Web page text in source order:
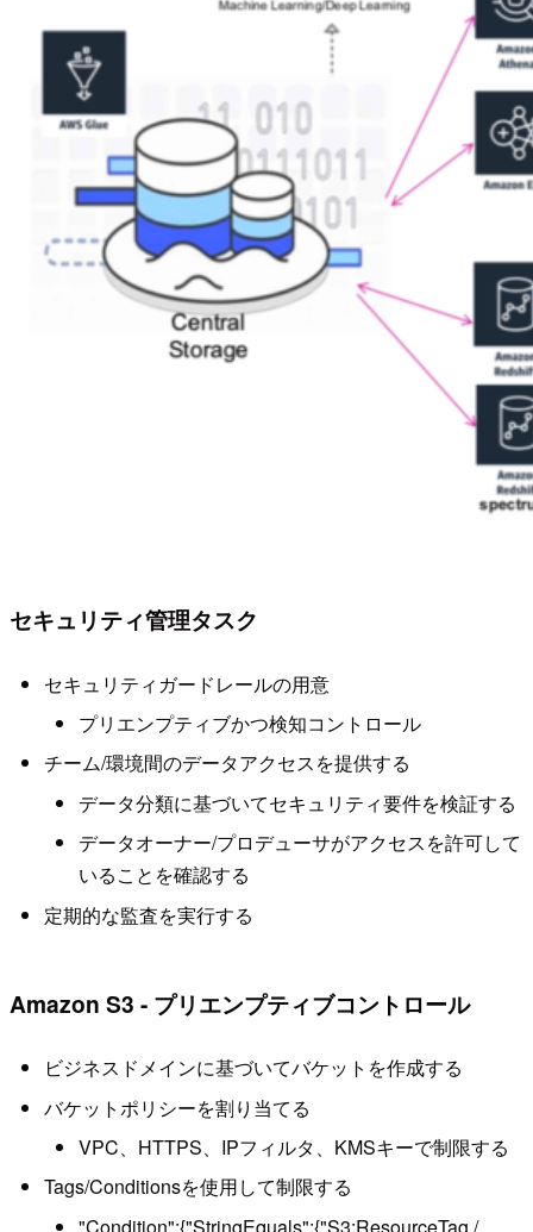
セキュリティ管理タスク
セキュリティガードレールの用意
プリエンプティブかつ検知コントロール
チーム/環境間のデータアクセスを提供する
データ分類に基づいてセキュリティ要件を検証する
データオーナー/プロデューサがアクセスを許可して
いることを確認する
定期的な監査を実行する
Amazon S3 - プリエンプティブコントロール
ビジネスドメインに基づいてバケットを作成する
バケットポリシーを割り当てる
VPC、HTTPS、IPフィルタ、KMSキーで制限する
Tags/Conditionsを使用して制限する
"Condition":{"StringEquals":{"S3:ResourceTag /